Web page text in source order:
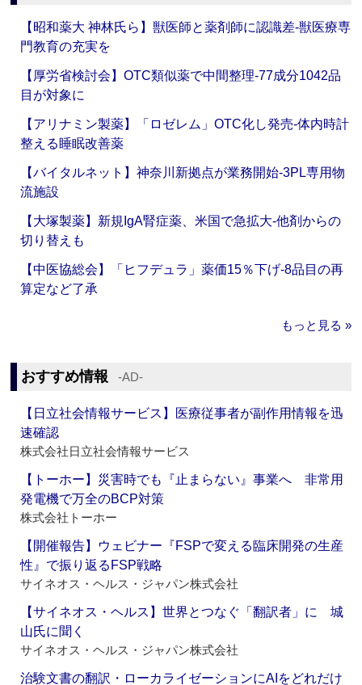
【昭和薬大 神林氏ら】獣医師と薬剤師に認識差‐獣医療専
門教育の充実を
【厚労省検討会】OTC類似薬で中間整理‐77成分1042品
目が対象に
【アリナミン製薬】「ロゼレム」OTC化し発売‐体内時計
整える睡眠改善薬
【バイタルネット】神奈川新拠点が業務開始‐3PL専用物
流施設
【大塚製薬】新規IgA腎症薬、米国で急拡大‐他剤からの
切り替えも
【中医協総会】「ヒフデュラ」薬価15％下げ‐8品目の再
算定など了承
もっと見る »
おすすめ情報 ‐AD‐
【日立社会情報サービス】医療従事者が副作用情報を迅
速確認
株式会社日立社会情報サービス
【トーホー】災害時でも『止まらない』事業へ 非常用
発電機で万全のBCP対策
株式会社トーホー
【開催報告】ウェビナー『FSPで変える臨床開発の生産
性』で振り返るFSP戦略
サイネオス・ヘルス・ジャパン株式会社
【サイネオス・ヘルス】世界とつなぐ「翻訳者」に 城
山氏に聞く
サイネオス・ヘルス・ジャパン株式会社
治験文書の翻訳・ローカライゼーションにAIをどれだけ